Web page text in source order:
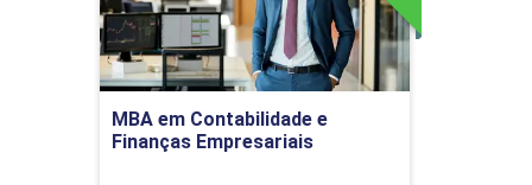
Necessidades de um Sistema de
Armazenagem
MBA em Contabilidade e
Finanças Empresariais
Ir para Inscrição